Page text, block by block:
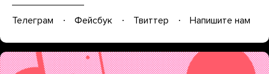
Телеграм Фейсбук Твиттер Напишите нам